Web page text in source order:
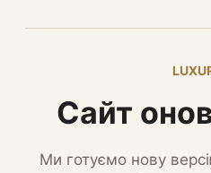
Сайт
Ми готуємо нову